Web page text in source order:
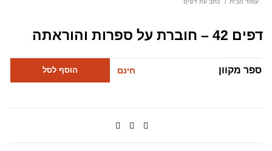
עמוד הבית כתב עת דפים
דפים 42 – חוברת על ספרות והוראתה
ספר מקוון חינם הוסף לסל